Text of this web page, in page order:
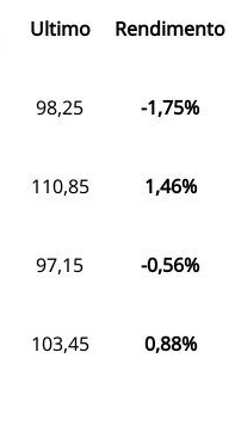
Ultimo Rendimento
98,25 -1,75%
110,85 1,46%
97,15 -0,56%
103,45 0,88%